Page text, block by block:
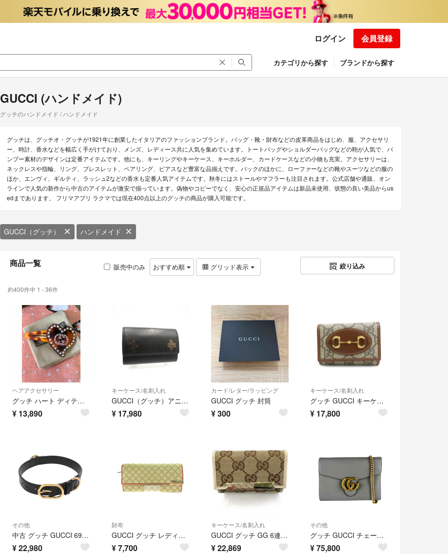
ログイン 会員登録
カテゴリから探す ブランドから探す
GUCCI (ハンドメイド)
グッチのハンドメイド / ハンドメイド
グッチは、グッチオ・グッチが1921年に創業したイタリアのファッションブランド。バッグ・靴・財布などの皮革商品をはじめ、服、アクセサリ
ー、時計、香水などを幅広く手がけており、メンズ、レディース共に人気を集めています。トートバッグやショルダーバッグなどの鞄が人気で、バ
ンブー素材のデザインは定番アイテムです。他にも、キーリングやキーケース、キーホルダー、カードケースなどの小物も充実。アクセサリーは、
ネックレスや指輪、リング、ブレスレット、ペアリング、ピアスなど豊富な品揃えです。バックのほかに、ローファーなどの靴やスーツなどの服の
ほか、エンヴィ、ギルティ、ラッシュ2などの香水も定番人気アイテムです。秋冬にはストールやマフラーも注目されます。公式店舗や通販、オン
ラインで人気の新作から中古のアイテムが激安で揃っています。偽物やコピーでなく、安心の正規品アイテムは新品未使用、状態の良い美品からus
edまであります。 フリマアプリ ラクマでは現在400点以上のグッチの商品が購入可能です。
GUCCI（グッチ） ハンドメイド
商品一覧 販売中のみ おすすめ順 グリッド表示 絞り込み
約400件中 1 - 36件
ヘアアクセサリー
グッチ ハート ディテールヘアクリップ
¥ 13,890
キーケース/名刺入れ
GUCCI（グッチ）アニマリエ ビー＆スター キーケース ヴィンテージ レザー ブラック ゴールド金具 6連 メンズ レディース 495071【中古】
¥ 17,980
カード/レター/ラッピング
GUCCI グッチ 封筒
¥300
キーケース/名刺入れ
グッチ GUCCI キーケース ホースビット GGスプリームキャンバス ブラウン ユニセックス 671785 送料無料【中古】 56763k
¥ 17,800
その他
中古 グッチ GUCCI 695256 ユニセックス その他小物 ブラック キャンバス /レザー
¥22,980
財布
GUCCI グッチ レディース 長財布 ディアマンテ キャンバス ロングウォレット メタルプレート L字ファスナー 269541 ベージュ
¥7,700
キーケース/名刺入れ
GUCCI グッチ GG 6連キーケース ベージュ/アイボリー キャンバス/レザー 127048 キーケース キャンバス/レザー レザー ベージュ レディース【中古】471
¥22,869
その他
グッチ GUCCI チェーンウォレット GGマーモント レザー グレー レディース 401232 送料無料【中古】 z10614
¥75,800